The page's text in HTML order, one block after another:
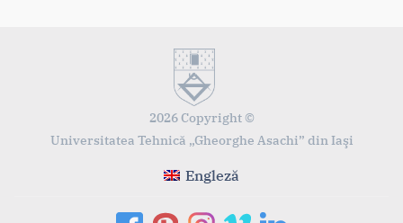
2026 Copyright ©
Universitatea Tehnică „Gheorghe Asachi” din Iaşi
Engleză